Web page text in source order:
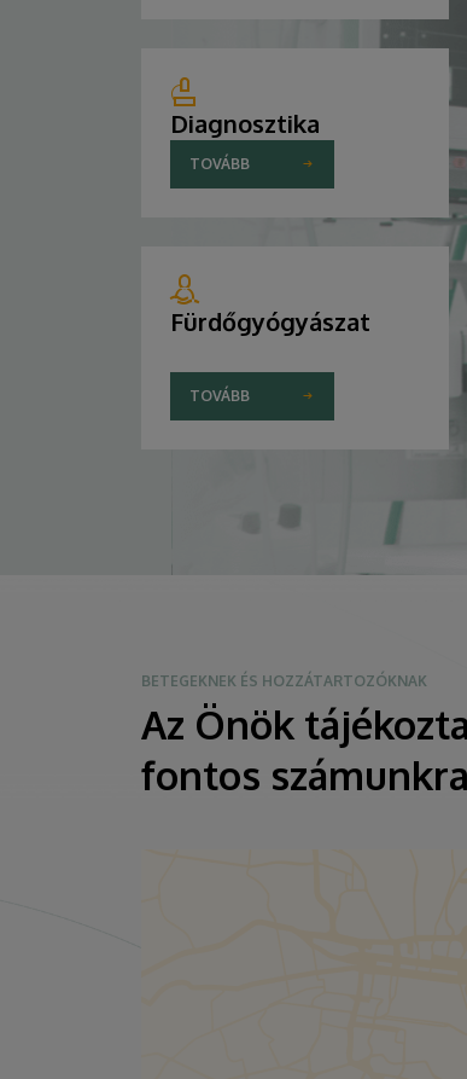
Diagnosztika
TOVÁBB
Fürdőgyógyászat
TOVÁBB
BETEGEKNEK ÉS HOZZÁTARTOZÓKNAK
Az Önök
fontos számunkra